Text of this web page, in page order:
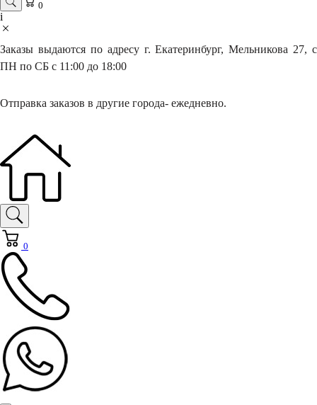
0
i
Заказы выдаются по адресу г. Екатеринбург, Мельникова 27, с
ПН по СБ с 11:00 до 18:00
Отправка заказов в другие города- ежедневно.
0